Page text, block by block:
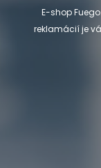
E-shop
reklamácií je